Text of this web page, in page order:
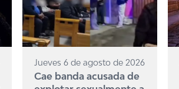
Jueves 6 de agosto de 2026
Cae banda acusada de